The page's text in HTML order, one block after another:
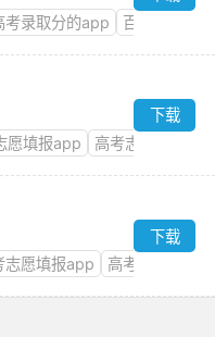
考录取分的app 百度AI志愿
愿填报app 高考志愿大全
下载
志愿填报app 高考报考app推
下载